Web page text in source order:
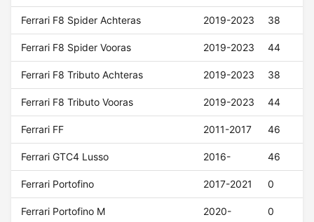
Ferrari F8 Spider Achteras 2019-2023 38
Ferrari F8 Spider Vooras 2019-2023 44
Ferrari F8 Tributo Achteras 2019-2023 38
Ferrari F8 Tributo Vooras 2019-2023 44
Ferrari FF 2011-2017 46
Ferrari GTC4 Lusso 2016- 46
Ferrari Portofino 2017-2021 0
Ferrari Portofino M 2020- 0